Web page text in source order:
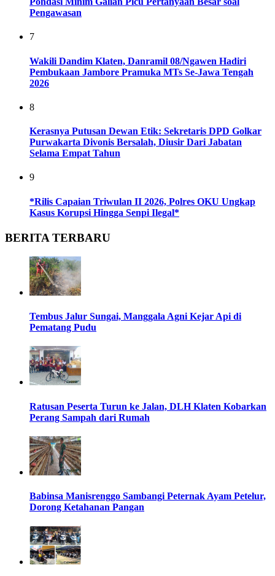
Pengawasan
7
Wakili Dandim Klaten, Danramil 08/Ngawen Hadiri
Pembukaan Jambore Pramuka MTs Se-Jawa Tengah
2026
8
Kerasnya Putusan Dewan Etik: Sekretaris DPD Golkar
Purwakarta Divonis Bersalah, Diusir Dari Jabatan
Selama Empat Tahun
9
*Rilis Capaian Triwulan II 2026, Polres OKU Ungkap
Kasus Korupsi Hingga Senpi Ilegal*
BERITA TERBARU
Tembus Jalur Sungai, Manggala Agni Kejar Api di
Pematang Pudu
Ratusan Peserta Turun ke Jalan, DLH Klaten Kobarkan
Perang Sampah dari Rumah
Babinsa Manisrenggo Sambangi Peternak Ayam Petelur,
Dorong Ketahanan Pangan